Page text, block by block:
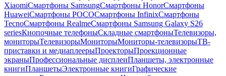
XiaomiСмартфоны SamsungСмартфоны HonorСмартфоны
HuaweiСмартфоны POCOСмартфоны InfinixСмартфоны
TecnoСмартфоны RealmeСмартфоны Samsung Galaxy S26
seriesКнопочные телефоныСкладные смартфоныТелевизоры,
мониторыТелевизорыМониторыМониторы-телевизорыТВ-
приставки и медиаплеерыПроекторыПроекционные
экраныПрофессиональные дисплеиПланшеты, электронные
книгиПланшетыЭлектронные книгиГрафические